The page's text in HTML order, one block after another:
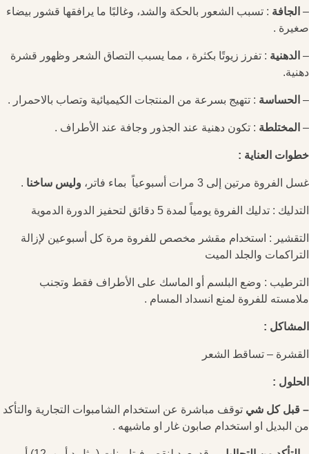
– الجافة : تسبب الشعور بالحكة والشد، وغالبًا ما يرافقها قشور بيضاء
صغيرة .
– الدهنية : تفرز زيوتًا بكثرة ، مما يسبب التصاق الشعر وظهور قشرة
دهنية.
– الحساسة : تتهيج بسرعة من المنتجات الكيميائية وتصاب بالاحمرار .
– المختلطة : تكون دهنية عند الجذور وجافة عند الأطراف .
خطوات العناية :
غسل الفروة مرتين إلى 3 مرات أسبوعياً بماء فاتر، وليس ساخنا .
التدليك : تدليك الفروة يومياً لمدة 5 دقائق لتحفيز الدورة الدموية
التقشير : استخدام مقشر مخصص للفروة مرة كل أسبوعين لإزالة
التراكمات والجلد الميت
الترطيب : وضع البلسم أو الماسك على الأطراف فقط وتجنب
ملامسته للفروة لمنع انسداد المسام .
المشاكل :
القشرة – تساقط الشعر
الحلول :
– قبل كل شي توقف مباشرة عن استخدام الشامبوات التجارية والتأكد
من البديل او استخدام صابون غار او ماشيهه .